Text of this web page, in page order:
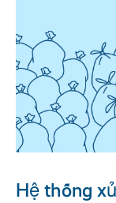
Hệ thống